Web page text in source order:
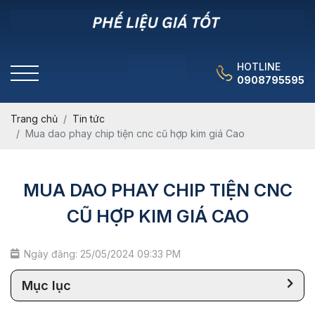
HOTLINE
0908795595
Trang chủ
Tin tức
Mua dao phay chip tiện cnc cũ hợp kim giá Cao
MUA DAO PHAY CHIP TIỆN CNC
CŨ HỢP KIM GIÁ CAO
Ngày đăng: 25/05/2024 09:33 PM
Mục lục